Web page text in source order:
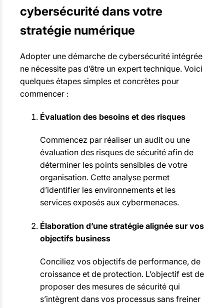
cybersécurité dans votre
stratégie numérique
Adopter une démarche de cybersécurité intégrée
ne nécessite pas d’être un expert technique. Voici
quelques étapes simples et concrètes pour
commencer :
Évaluation des besoins et des risques
Commencez par réaliser un audit ou une
évaluation des risques de sécurité afin de
déterminer les points sensibles de votre
organisation. Cette analyse permet
d’identifier les environnements et les
services exposés aux cybermenaces.
Élaboration d’une stratégie alignée sur vos
objectifs business
Conciliez vos objectifs de performance, de
croissance et de protection. L’objectif est de
proposer des mesures de sécurité qui
s’intègrent dans vos processus sans freiner